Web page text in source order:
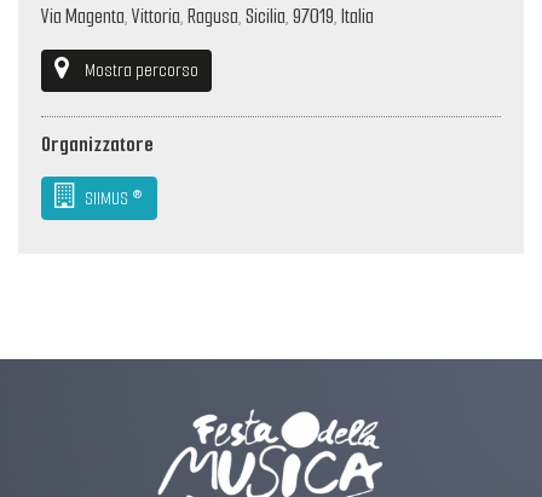
Via Magenta, Vittoria, Ragusa, Sicilia, 97019, Italia
Mostra percorso
Organizzatore
SIIMUS ®